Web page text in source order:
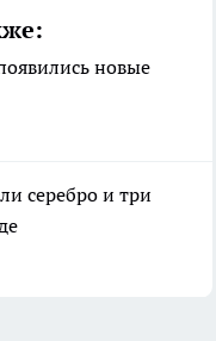
новые
серебро и три